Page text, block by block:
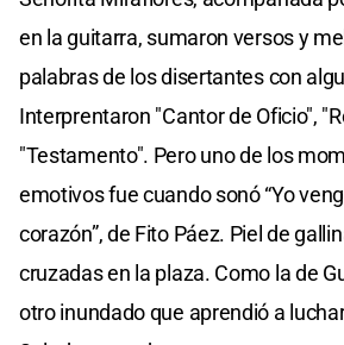
en la guitarra, sumaron versos y
palabras de los disertantes con
Interprentaron "Cantor de Oficio",
"Testamento". Pero uno de los
emotivos fue cuando sonó “Yo
corazón”, de Fito Páez. Piel de
cruzadas en la plaza. Como la de
otro inundado que aprendió a